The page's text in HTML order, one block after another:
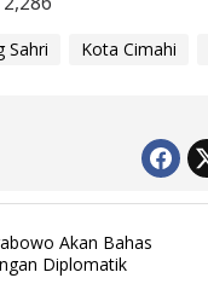
Sahri Kota Cimahi
Akan Bahas
Diplomatik